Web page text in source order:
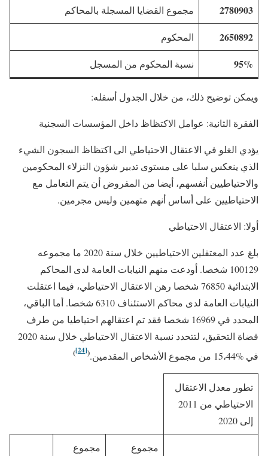
2780903 مجموع القضايا المسجلة بالمحاكم
2650892 المحكوم
95% نسبة المحكوم من المسجل
ويمكن توضيح ذلك، من خلال الجدول أسفله:
الفقرة الثانية: عوامل الاكتظاظ داخل المؤسسات السجنية
يؤدي الغلو في الاعتقال الاحتياطي الى اكتظاظ السجون الشيء
الذي ينعكس سلبا على مستوى تدبير شؤون النزلاء المحكومين
والاحتياطيين أنفسهم، أيضا من المفروض أن يتم التعامل مع
الاحتياطيين على أساس أنهم متهمين وليس مجرمين.
أولا: الاعتقال الاحتياطي
بلغ عدد المعتقلين الاحتياطيين خلال سنة 2020 ما مجموعه
100129 شخصا. أودعت منهم النيابات العامة لدى المحاكم
الابتدائية 76850 شخصا رهن الاعتقال الاحتياطي، فيما اعتقلت
النيابات العامة لدى محاكم الاستئناف 6310 شخصا. أما الباقي،
المحدد في 16969 شخصا فقد تم اعتقالهم احتياطيا من طرف
قضاة التحقيق، لتتحدد نسبة الاعتقال الاحتياطي خلال سنة 2020
في %15،44 من مجموع الأشخاص المقدمين.
(
[24]
)
تطور معدل الاعتقال
الاحتياطي من 2011
إلى 2020
مجموع
مجموع